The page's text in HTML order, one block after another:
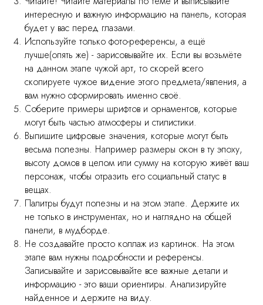
интересную и важную информацию на панель, которая
будет у вас перед глазами.
Используйте только фото-референсы, а ещё
лучше(опять же) - зарисовывайте их. Если вы возьмёте
на данном этапе чужой арт, то скорей всего
скопируете чужое видение этого предмета/явления, а
вам нужно сформировать именно своё.
Соберите примеры шрифтов и орнаментов, которые
могут быть частью атмосферы и стилистики.
Выпишите цифровые значения, которые могут быть
весьма полезны. Например размеры окон в ту эпоху,
высоту домов в целом или сумму на которую живёт ваш
персонаж, чтобы отразить его социальный статус в
вещах.
Палитры будут полезны и на этом этапе. Держите их
не только в инструментах, но и наглядно на общей
панели, в мудборде.
Не создавайте просто коллаж из картинок. На этом
этапе вам нужны подробности и референсы.
Записывайте и зарисовывайте все важные детали и
информацию - это ваши ориентиры. Анализируйте
найденное и держите на виду.